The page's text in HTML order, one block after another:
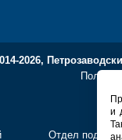
2026,
Отдел
и